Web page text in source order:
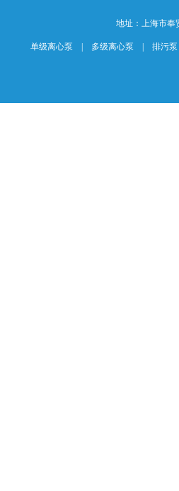
地址：上海市奉
单级离心泵 多级离心泵 排污泵